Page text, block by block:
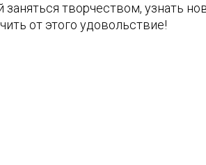
творчеством, узнать
от этого удовольствие!